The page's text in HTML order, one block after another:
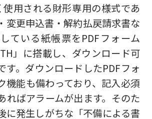
用される財形専用の様式であ
変更申込書・解約払戻請求書な
ている紙帳票をPDFフォーム
」に搭載し、ダウンロード可
す。ダウンロードしたPDFフォ
機能も備わっており、記入必須
ればアラームが出ます。そのた
に発生しがちな「不備による書